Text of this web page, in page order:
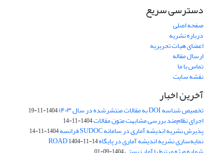
دسترسی سریع
صفحه اصلی
درباره نشریه
اعضای هیات تحریریه
ارسال مقاله
تماس با ما
نقشه سایت
آخرین اخبار
تخصیص شناسه DOI به مقالات منتشرشده در سال ۱۴۰۳ 1404-11-19
اجرای نظام‌مند بررسی مشابهت متون مقالات1404-11-14
پذیرش نشریه اندیشه آماری در سامانه SUDOC فرانسه 1404-11-14
نمایه‌سازی نشریه اندیشه آماری در پایگاه ROAD1404-11-14